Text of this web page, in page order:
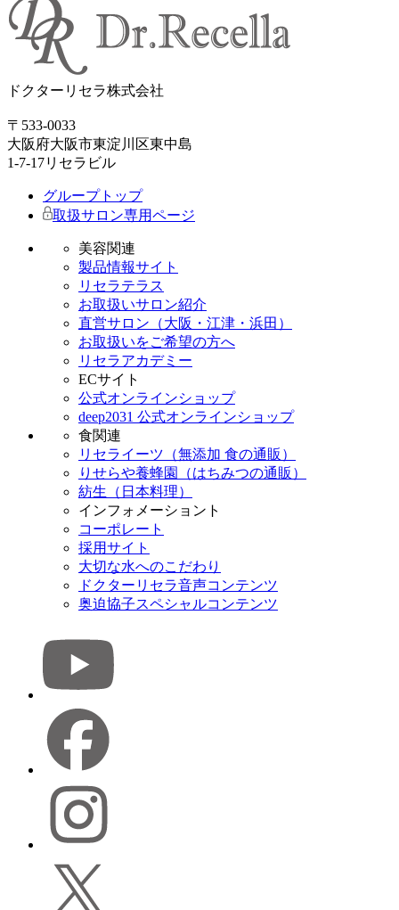
ドクターリセラ株式会社
〒533-0033
大阪府大阪市東淀川区東中島
1-7-17リセラビル
グループトップ
取扱サロン専用ページ
美容関連
製品情報サイト
リセラテラス
お取扱いサロン紹介
直営サロン（大阪・江津・浜田）
お取扱いをご希望の方へ
リセラアカデミー
ECサイト
公式オンラインショップ
deep2031 公式オンラインショップ
食関連
リセライーツ（無添加 食の通販）
りせらや養蜂園（はちみつの通販）
紡生（日本料理）
インフォメーショント
コーポレート
採用サイト
大切な水へのこだわり
ドクターリセラ音声コンテンツ
奥迫協子スペシャルコンテンツ